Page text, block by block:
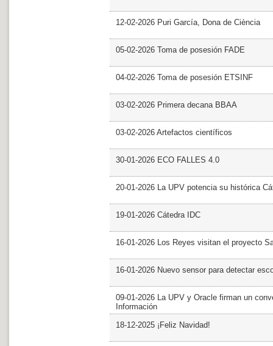
12-02-2026 Puri García, Dona de Ciència
05-02-2026 Toma de posesión FADE
04-02-2026 Toma de posesión ETSINF
03-02-2026 Primera decana BBAA
03-02-2026 Artefactos científicos
30-01-2026 ECO FALLES 4.0
20-01-2026 La UPV potencia su histórica
19-01-2026 Cátedra IDC
16-01-2026 Los Reyes visitan el proyecto
16-01-2026 Nuevo sensor para detectar
09-01-2026 La UPV y Oracle firman un
Información
18-12-2025 ¡Feliz Navidad!